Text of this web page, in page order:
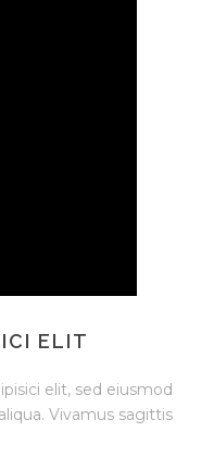
ELIT
elit, sed eiusmod
Vivamus sagittis